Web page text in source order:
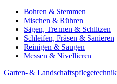
Bohren & Stemmen
Mischen & Rühren
Sägen, Trennen & Schlitzen
Schleifen, Fräsen & Sanieren
Reinigen & Saugen
Messen & Nivellieren
Garten- & Landschaftspflegetechnik